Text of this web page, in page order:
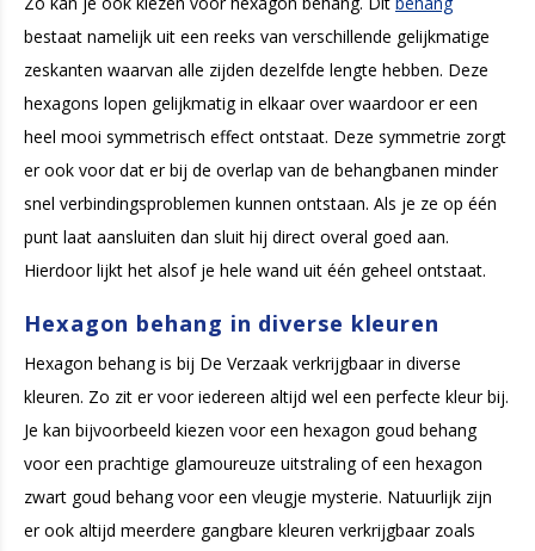
bestaat namelijk uit een reeks van verschillende gelijkmatige
zeskanten waarvan alle zijden dezelfde lengte hebben. Deze
hexagons lopen gelijkmatig in elkaar over waardoor er een
heel mooi symmetrisch effect ontstaat. Deze symmetrie zorgt
er ook voor dat er bij de overlap van de behangbanen minder
snel verbindingsproblemen kunnen ontstaan. Als je ze op één
punt laat aansluiten dan sluit hij direct overal goed aan.
Hierdoor lijkt het alsof je hele wand uit één geheel ontstaat.
Hexagon behang in diverse kleuren
Hexagon behang is bij De Verzaak verkrijgbaar in diverse
kleuren. Zo zit er voor iedereen altijd wel een perfecte kleur bij.
Je kan bijvoorbeeld kiezen voor een hexagon goud behang
voor een prachtige glamoureuze uitstraling of een hexagon
zwart goud behang voor een vleugje mysterie. Natuurlijk zijn
er ook altijd meerdere gangbare kleuren verkrijgbaar zoals